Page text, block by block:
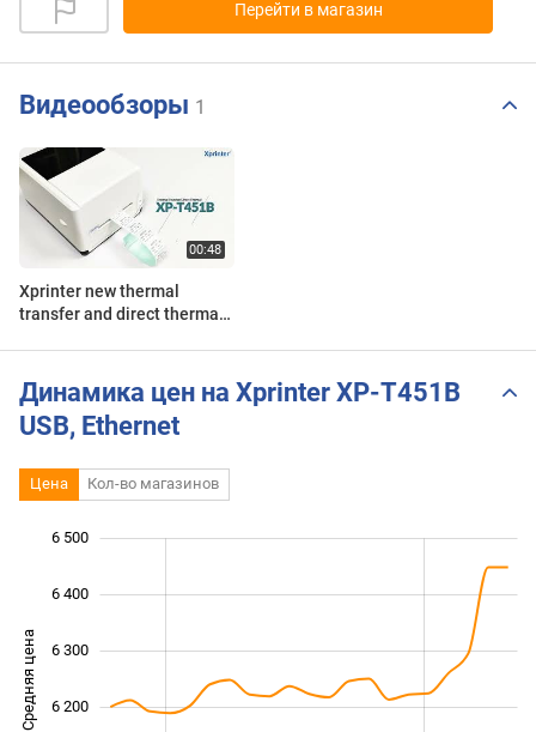
Перейти в магазин
Видеообзоры 1
Xprinter new thermal
transfer and direct thermal
Динамика цен на Xprinter XP-T451B
USB, Ethernet
Цена Кол-во магазинов
Средняя цена 6 200
6 300
6 400
6 500